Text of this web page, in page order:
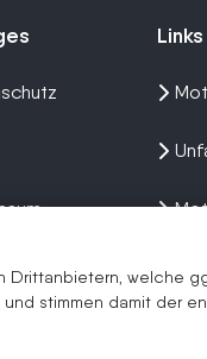
Drittanbietern, welche
stimmen damit der
Links